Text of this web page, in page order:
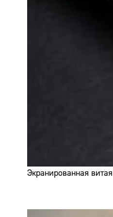
Экранированная